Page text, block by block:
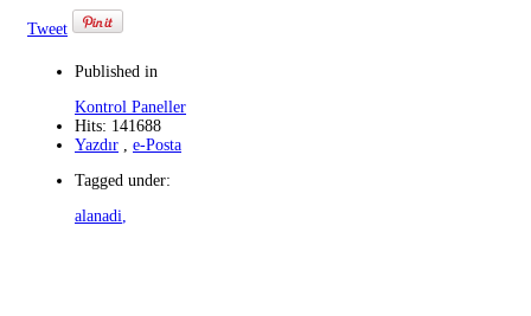
Tweet
Published in
Kontrol Paneller
Hits: 141688
Yazdır , e-Posta
Tagged under:
alanadi,